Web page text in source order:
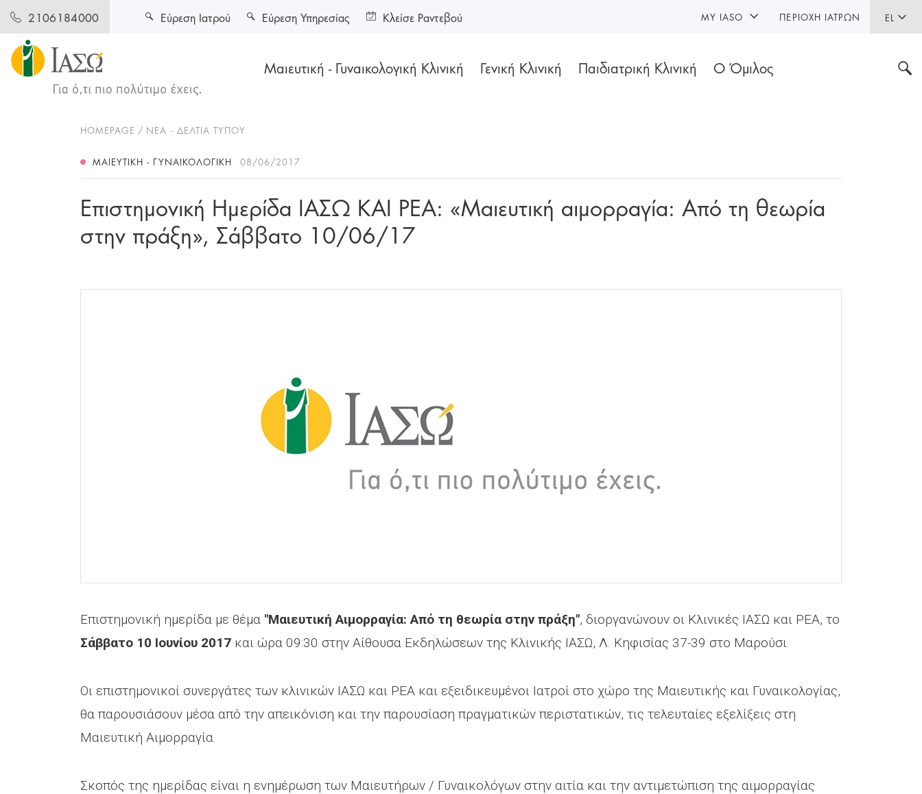
2106184000 EL
Μαιευτική - Γυναικολογική Κλινική Γενική Κλινική Παιδιατρική Κλινική Ο Όμιλος
Εύρεση Ιατρού Εύρεση Υπηρεσίας Κλείσε Ραντεβού MY IASO ΠΕΡΙΟΧΉ ΙΑΤΡΏΝ
HOMEPAGE ΝΕΑ - ΔΕΛΤΙΑ ΤΥΠΟΥ
ΜΑΙΕΥΤΙΚΉ - ΓΥΝΑΙΚΟΛΟΓΙΚΉ 08/06/2017
Επιστημονική Ημερίδα ΙΑΣΩ ΚΑΙ ΡΕΑ: «Μαιευτική αιμορραγία: Από τη θεωρία
στην πράξη», Σάββατο 10/06/17
Επιστημονική ημερίδα με θέμα "Μαιευτική Αιμορραγία: Από τη θεωρία στην πράξη", διοργανώνουν οι Κλινικές ΙΑΣΩ και ΡΕΑ, το
Σάββατο 10 Ιουνίου 2017 και ώρα 09:30 στην Αίθουσα Εκδηλώσεων της Κλινικής ΙΑΣΩ, Λ. Κηφισίας 37-39 στο Μαρούσι.
Οι επιστημονικοί συνεργάτες των κλινικών ΙΑΣΩ και ΡΕΑ και εξειδικευμένοι Ιατροί στο χώρο της Μαιευτικής και Γυναικολογίας,
θα παρουσιάσουν μέσα από την απεικόνιση και την παρουσίαση πραγματικών περιστατικών, τις τελευταίες εξελίξεις στη
Μαιευτική Αιμορραγία.
Σκοπός της ημερίδας είναι η ενημέρωση των Μαιευτήρων / Γυναικολόγων στην αιτία και την αντιμετώπιση της αιμορραγίας